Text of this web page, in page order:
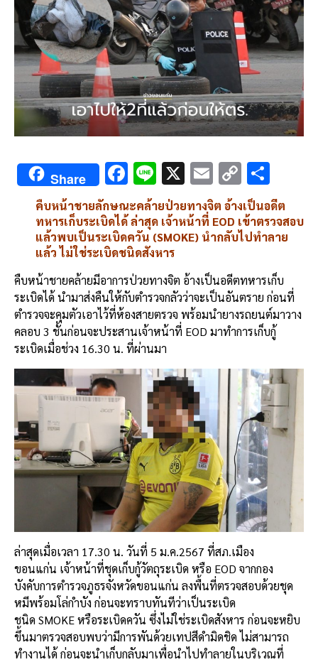
Share F
ac
e
b
o
o
k
Li
n
e
X E
m
ai
l
C
o
py
Li
k
h
ar
e
คืบหน้าชายลักษณะคล้ายป่วยทางจิต อ้างเป็นอดีต
ทหารเก็บระเบิดได้ ล่าสุด เจ้าหน้าที่ EOD เข้าตรวจสอบ
แล้วพบเป็นระเบิดควัน (SMOKE) นำกลับไปทำลาย
แล้ว ไม่ใช่ระเบิดชนิดสังหาร
คืบหน้าชายคล้ายมีอาการป่วยทางจิต อ้างเป็นอดีตทหารเก็บ
ระเบิดได้ นำมาส่งคืนให้กับตำรวจกลัวว่าจะเป็นอันตราย ก่อนที่
ตำรวจจะคุมตัวเอาไว้ที่ห้องสายตรวจ พร้อมนำยางรถยนต์มาวาง
คลอบ 3 ชั้นก่อนจะประสานเจ้าหน้าที่ EOD มาทำการเก็บกู้
ระเบิดเมื่อช่วง 16.30 น. ที่ผ่านมา
ล่าสุดเมื่อเวลา 17.30 น. วันที่ 5 ม.ค.2567 ที่สภ.เมือง
ขอนแก่น เจ้าหน้าที่ชุดเก็บกู้วัตถุระเบิด หรือ EOD จากกอง
บังคับการตำรวจภูธรจังหวัดขอนแก่น ลงพื้นที่ตรวจสอบด้วยชุด
หมีพร้อมโล่กำบัง ก่อนจะทราบทันทีว่าเป็นระเบิด
ชนิด SMOKE หรือระเบิดควัน ซึ่งไม่ใช่ระเบิดสังหาร ก่อนจะหยิบ
ขึ้นมาตรวจสอบพบว่ามีการพันด้วยเทปสีดำมิดชิด ไม่สามารถ
ทำงานได้ ก่อนจะนำเก็บกลับมาเพื่อนำไปทำลายในบริเวณที่